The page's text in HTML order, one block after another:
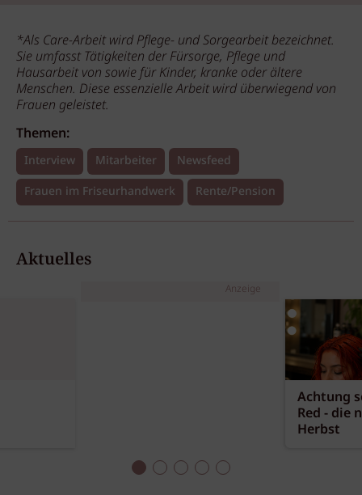
*Als Care-Arbeit wird Pflege- und Sorgearbeit bezeichnet.
Sie umfasst Tätigkeiten der Fürsorge, Pflege und
Hausarbeit von sowie für Kinder, kranke oder ältere
Menschen. Diese essenzielle Arbeit wird überwiegend von
Frauen geleistet.
Themen:
Interview Mitarbeiter
Newsfeed
Frauen im Friseurhandwerk
Rente/Pension
Aktuelles
Anzeige
Achtung
Red - die
Herbst